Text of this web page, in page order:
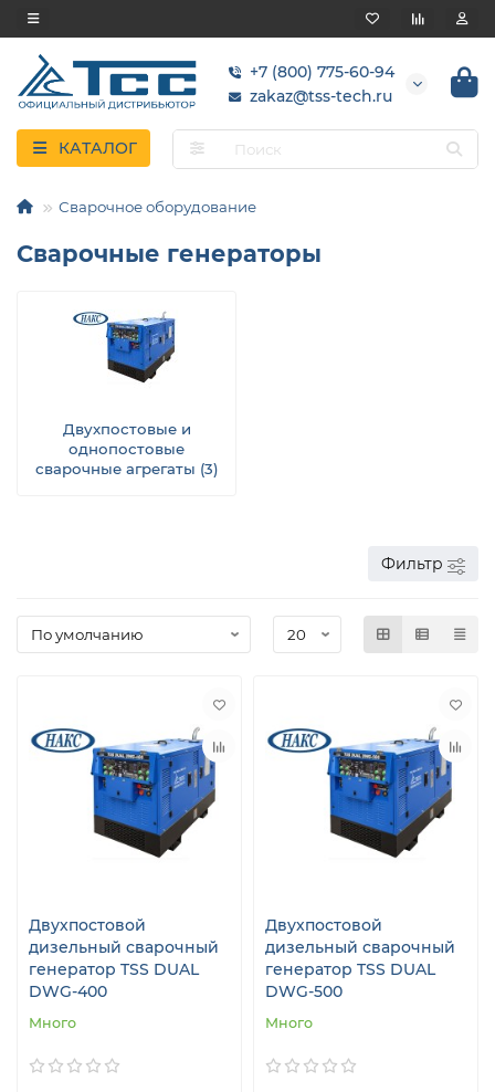
+7 (800) 775-60-94
zakaz@tss-tech.ru
КАТАЛОГ
Сварочное оборудование
Сварочные генераторы
Двухпостовые и
однопостовые
сварочные агрегаты (3)
Фильтр
Двухпостовой
дизельный сварочный
генератор TSS DUAL
DWG-400
Много
Двухпостовой
дизельный сварочный
генератор TSS DUAL
DWG-500
Много